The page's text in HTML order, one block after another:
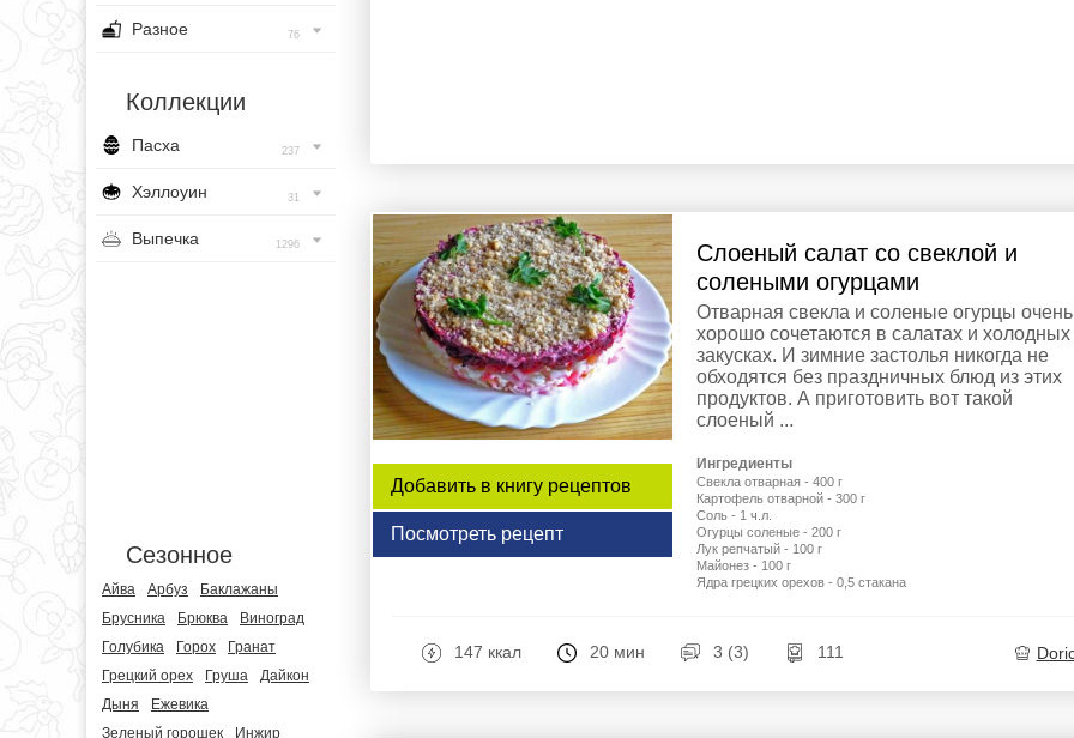
Разное 76
Коллекции
Пасха 237
Хэллоуин 31
Выпечка 1296
Сезонное
Айва Арбуз
Баклажаны
Брусника
Брюква
Виноград
Голубика
Горох
Гранат
Грецкий орех
Груша
Дайкон
Дыня
Ежевика
Зеленый горошек
Инжир
Добавить в книгу рецептов
Посмотреть рецепт
Слоеный салат со свеклой и
солеными огурцами
Отварная свекла и соленые огурцы очень
хорошо сочетаются в салатах и холодных
закусках. И зимние застолья никогда не
обходятся без праздничных блюд из этих
продуктов. А приготовить вот такой
слоеный ...
Ингредиенты
Свекла отварная - 400 г
Картофель отварной - 300 г
Соль - 1 ч.л.
Огурцы соленые - 200 г
Лук репчатый - 100 г
Майонез - 100 г
Ядра грецких орехов - 0,5 стакана
147 ккал 20 мин 3 (3) 111